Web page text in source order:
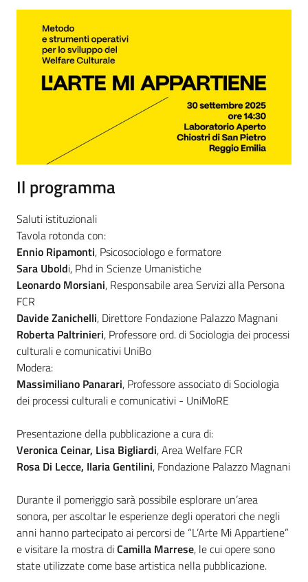
Il programma
Saluti istituzionali
Tavola rotonda con:
Ennio Ripamonti, Psicosociologo e formatore
Sara Uboldi, Phd in Scienze Umanistiche
Leonardo Morsiani, Responsabile area Servizi alla Persona
FCR
Davide Zanichelli, Direttore Fondazione Palazzo Magnani
Roberta Paltrinieri, Professore ord. di Sociologia dei processi
culturali e comunicativi UniBo
Modera:
Massimiliano Panarari, Professore associato di Sociologia
dei processi culturali e comunicativi - UniMoRE
Presentazione della pubblicazione a cura di:
Veronica Ceinar, Lisa Bigliardi, Area Welfare FCR
Rosa Di Lecce, Ilaria Gentilini, Fondazione Palazzo Magnani
Durante il pomeriggio sarà possibile esplorare un’area
sonora, per ascoltar le esperienze degli operatori che negli
anni hanno partecipato ai percorsi de “L’Arte Mi Appartiene”
e visitare la mostra diCamilla Marrese, le cui opere sono
state utilizzate come base artistica nella pubblicazione.